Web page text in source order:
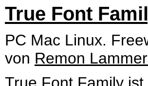
True Font
PC Mac Linux.
von Remon